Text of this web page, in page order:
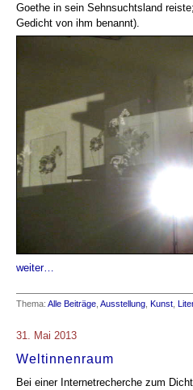
Goethe in sein Sehnsuchtsland
Gedicht von ihm benannt).
weiter…
Thema: Alle Beiträge Ausstellung Kunst
31. Mai 2013
Weltinnenraum
Bei einer Internetrecherche zum